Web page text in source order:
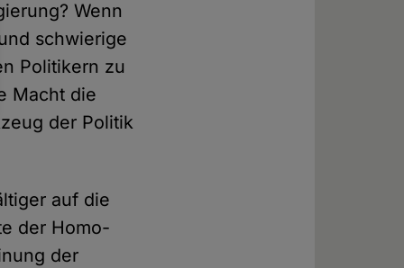
Wenn
schwierige
Politikern zu
Macht die
der Politik
auf die
der Homo-
der